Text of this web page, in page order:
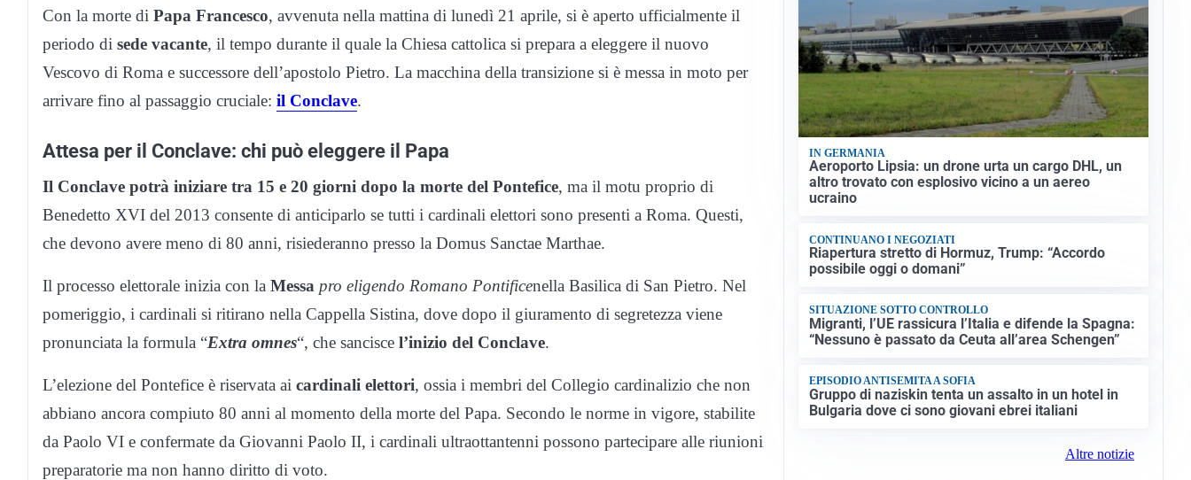
Con la morte di Papa Francesco, avvenuta nella mattina di lunedì 21 aprile, si è aperto ufficialmente il
periodo di sede vacante, il tempo durante il quale la Chiesa cattolica si prepara a eleggere il nuovo
Vescovo di Roma e successore dell’apostolo Pietro. La macchina della transizione si è messa in moto per
arrivare fino al passaggio cruciale: il Conclave.
Attesa per il Conclave: chi può eleggere il Papa
Il Conclave potrà iniziare tra 15 e 20 giorni dopo la morte del Pontefice, ma il motu proprio di
Benedetto XVI del 2013 consente di anticiparlo se tutti i cardinali elettori sono presenti a Roma. Questi,
che devono avere meno di 80 anni, risiederanno presso la Domus Sanctae Marthae.
Il processo elettorale inizia con la Messa pro eligendo Romano Pontificenella Basilica di San Pietro. Nel
pomeriggio, i cardinali si ritirano nella Cappella Sistina, dove dopo il giuramento di segretezza viene
pronunciata la formula “Extra omnes“, che sancisce l’inizio del Conclave.
L’elezione del Pontefice è riservata ai cardinali elettori, ossia i membri del Collegio cardinalizio che non
abbiano ancora compiuto 80 anni al momento della morte del Papa. Secondo le norme in vigore, stabilite
da Paolo VI e confermate da Giovanni Paolo II, i cardinali ultraottantenni possono partecipare alle riunioni
preparatorie ma non hanno diritto di voto.
IN GERMANIA
Aeroporto Lipsia: un drone urta un cargo DHL, un
altro trovato con esplosivo vicino a un aereo
ucraino
CONTINUANO I NEGOZIATI
Riapertura stretto di Hormuz, Trump: “Accordo
possibile oggi o domani”
SITUAZIONE SOTTO CONTROLLO
Migranti, l’UE rassicura l’Italia e difende la Spagna:
“Nessuno è passato da Ceuta all’area Schengen”
EPISODIO ANTISEMITA A SOFIA
Gruppo di naziskin tenta un assalto in un hotel in
Bulgaria dove ci sono giovani ebrei italiani
Altre notizie